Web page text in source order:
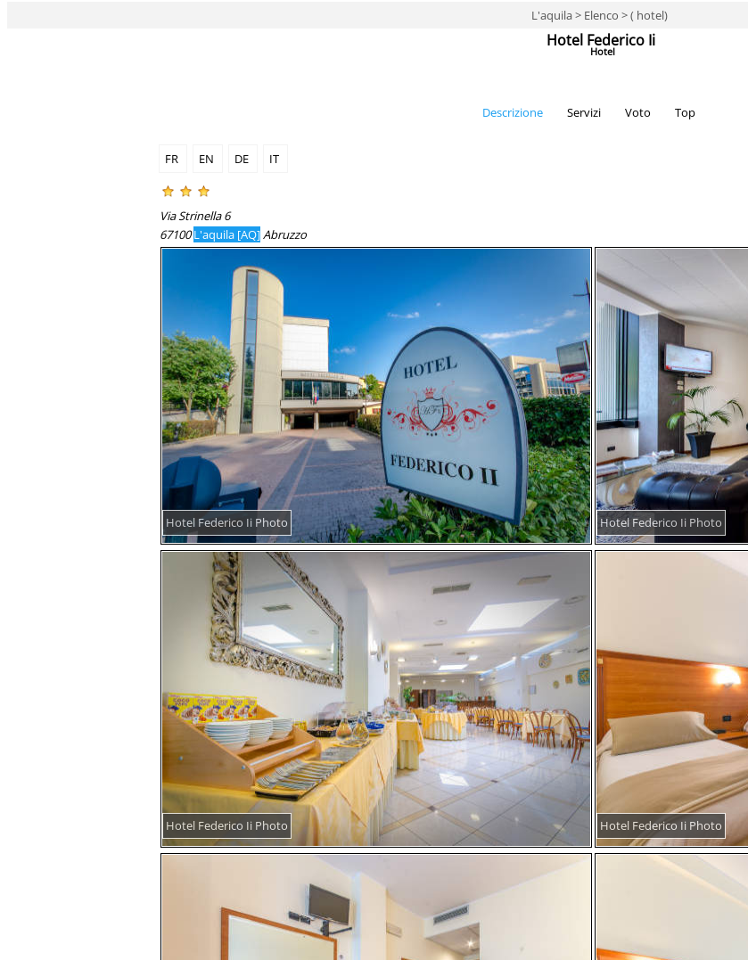
L'aquila > Elenco > ( hotel)
Hotel Federico Ii
Hotel
Descrizione Servizi Voto Top
FR EN DE IT
Via Strinella 6
67100L'aquila [AQ]Abruzzo
Hotel Federico Ii Photo Hotel Federico Ii Photo
Hotel Federico Ii Photo Hotel Federico Ii Photo